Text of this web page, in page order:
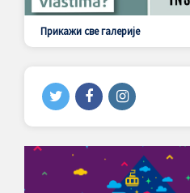
Прикажи све галерије